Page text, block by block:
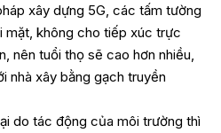
xây dựng 5G, các tấm tường
mặt, không cho tiếp xúc trực
nên tuổi thọ sẽ cao hơn nhiều,
nhà xây bằng gạch truyền
do tác động của môi trường thì